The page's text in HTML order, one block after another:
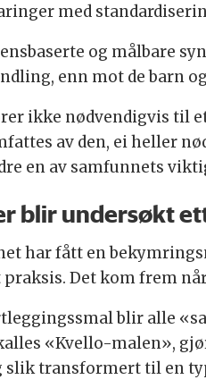
med
og målbare
enn mot de barn
ikke nødvendigvis til
av den, ei heller
en av samfunnets
blir undersøkt
har fått en
Det kom frem
blir alle
«Kvello-malen»,
slik transformert til en